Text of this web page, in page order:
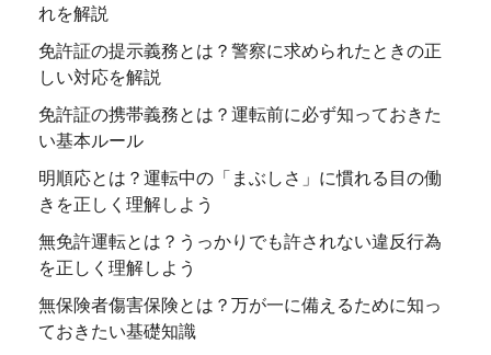
れを解説
免許証の提示義務とは？警察に求められたときの正
しい対応を解説
免許証の携帯義務とは？運転前に必ず知っておきた
い基本ルール
明順応とは？運転中の「まぶしさ」に慣れる目の働
きを正しく理解しよう
無免許運転とは？うっかりでも許されない違反行為
を正しく理解しよう
無保険者傷害保険とは？万が一に備えるために知っ
ておきたい基礎知識